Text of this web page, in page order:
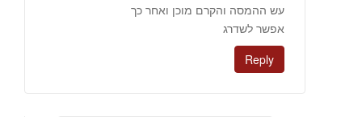
עש ההמסה והקרם מוכן ואחר כך
אפשר לשדרג
Reply